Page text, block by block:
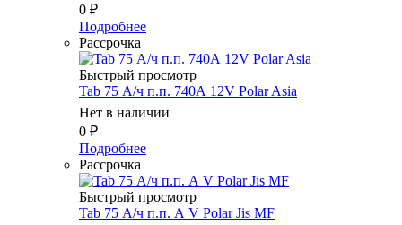
0 ₽
Подробнее
Рассрочка
Быстрый просмотр
Tab 75 А/ч п.п. 740А 12V Polar Asia
Нет в наличии
0 ₽
Подробнее
Рассрочка
Быстрый просмотр
Tab 75 А/ч п.п. А V Polar Jis MF